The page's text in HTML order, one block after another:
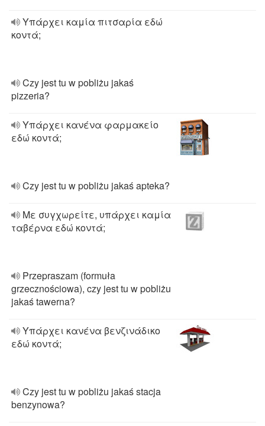
Υπάρχει καμία πιτσαρία εδώ
κοντά;
Czy jest tu w pobliżu jakaś
pizzeria?
Υπάρχει κανένα φαρμακείο
εδώ κοντά;
Czy jest tu w pobliżu jakaś apteka?
Με συγχωρείτε, υπάρχει καμία
ταβέρνα εδώ κοντά;
Przepraszam (formuła
grzecznościowa), czy jest tu w pobliżu
jakaś tawerna?
Υπάρχει κανένα βενζινάδικο
εδώ κοντά;
Czy jest tu w pobliżu jakaś stacja
benzynowa?